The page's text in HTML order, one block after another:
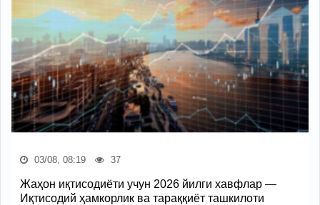
03/08, 08:19 37
Жаҳон иқтисодиёти учун 2026 йилги хавфлар —
Иқтисодий ҳамкорлик ва тараққиёт ташкилоти